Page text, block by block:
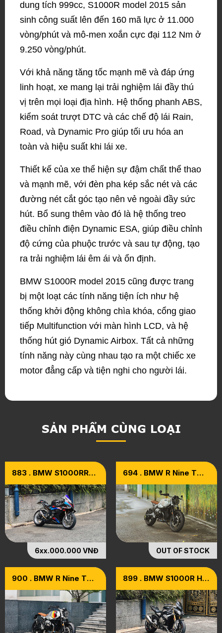
dung tích 999cc, S1000R model 2015 sản
sinh công suất lên đến 160 mã lực ở 11.000
vòng/phút và mô-men xoắn cực đại 112 Nm ở
9.250 vòng/phút.
Với khả năng tăng tốc mạnh mẽ và đáp ứng
linh hoạt, xe mang lại trải nghiệm lái đầy thú
vị trên mọi loại địa hình. Hệ thống phanh ABS,
kiểm soát trượt DTC và các chế độ lái Rain,
Road, và Dynamic Pro giúp tối ưu hóa an
toàn và hiệu suất khi lái xe.
Thiết kế của xe thể hiện sự đậm chất thể thao
và mạnh mẽ, với đèn pha kép sắc nét và các
đường nét cắt góc tạo nên vẻ ngoài đầy sức
hút. Bổ sung thêm vào đó là hệ thống treo
điều chỉnh điện Dynamic ESA, giúp điều chỉnh
độ cứng của phuộc trước và sau tự động, tạo
ra trải nghiệm lái êm ái và ổn định.
BMW S1000R model 2015 cũng được trang
bị một loạt các tính năng tiện ích như hệ
thống khởi động không chìa khóa, cổng giao
tiếp Multifunction với màn hình LCD, và hệ
thống hút gió Dynamic Airbox. Tất cả những
tính năng này cùng nhau tạo ra một chiếc xe
motor đẳng cấp và tiện nghi cho người lái.
SẢN PHẨM CÙNG LOẠI
883 . BMW S1000RR
6xx.000.000 VNĐ
694 . BMW R Nine T
Model 2020
OUT OF STOCK
900 . BMW R Nine T
Model 2020
899 . BMW S1000R HP